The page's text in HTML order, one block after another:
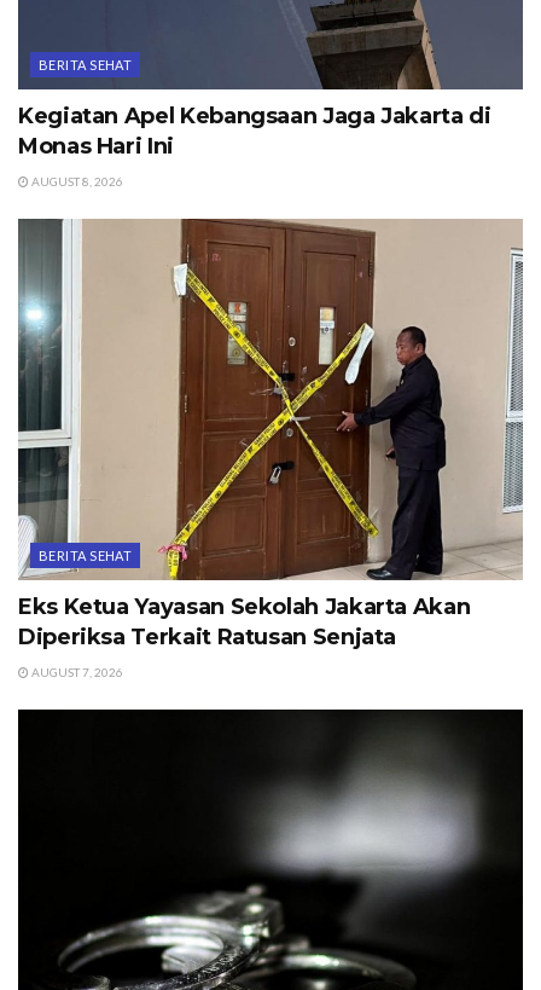
BERITA SEHAT
Kegiatan Apel Kebangsaan Jaga Jakarta di
Monas Hari Ini
AUGUST 8, 2026
BERITA SEHAT
Eks Ketua Yayasan Sekolah Jakarta Akan
Diperiksa Terkait Ratusan Senjata
AUGUST 7, 2026